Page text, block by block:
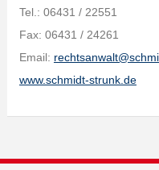
Tel.: 06431 / 22551
Fax: 06431 / 24261
Email:
www.schmidt-strunk.de